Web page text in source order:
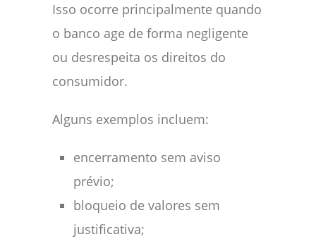
Isso ocorre principalmente quando
o banco age de forma negligente
ou desrespeita os direitos do
consumidor.
Alguns exemplos incluem:
encerramento sem aviso
prévio;
bloqueio de valores sem
justificativa;